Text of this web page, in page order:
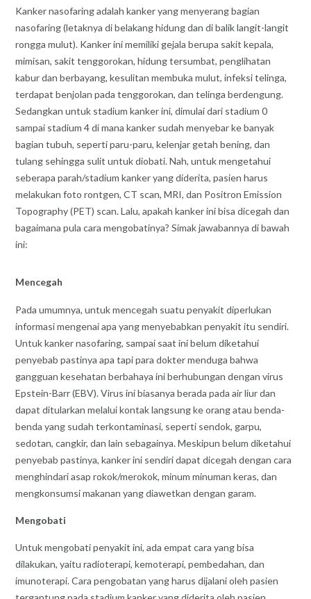
Kanker nasofaring adalah kanker yang menyerang bagian
nasofaring (letaknya di belakang hidung dan di balik langit-langit
rongga mulut). Kanker ini memiliki gejala berupa sakit kepala,
mimisan, sakit tenggorokan, hidung tersumbat, penglihatan
kabur dan berbayang, kesulitan membuka mulut, infeksi telinga,
terdapat benjolan pada tenggorokan, dan telinga berdengung.
Sedangkan untuk stadium kanker ini, dimulai dari stadium 0
sampai stadium 4 di mana kanker sudah menyebar ke banyak
bagian tubuh, seperti paru-paru, kelenjar getah bening, dan
tulang sehingga sulit untuk diobati. Nah, untuk mengetahui
seberapa parah/stadium kanker yang diderita, pasien harus
melakukan foto rontgen, CT scan, MRI, dan Positron Emission
Topography (PET) scan. Lalu, apakah kanker ini bisa dicegah dan
bagaimana pula cara mengobatinya? Simak jawabannya di bawah
ini:
Mencegah
Pada umumnya, untuk mencegah suatu penyakit diperlukan
informasi mengenai apa yang menyebabkan penyakit itu sendiri.
Untuk kanker nasofaring, sampai saat ini belum diketahui
penyebab pastinya apa tapi para dokter menduga bahwa
gangguan kesehatan berbahaya ini berhubungan dengan virus
Epstein-Barr (EBV). Virus ini biasanya berada pada air liur dan
dapat ditularkan melalui kontak langsung ke orang atau benda-
benda yang sudah terkontaminasi, seperti sendok, garpu,
sedotan, cangkir, dan lain sebagainya. Meskipun belum diketahui
penyebab pastinya, kanker ini sendiri dapat dicegah dengan cara
menghindari asap rokok/merokok, minum minuman keras, dan
mengkonsumsi makanan yang diawetkan dengan garam.
Mengobati
Untuk mengobati penyakit ini, ada empat cara yang bisa
dilakukan, yaitu radioterapi, kemoterapi, pembedahan, dan
imunoterapi. Cara pengobatan yang harus dijalani oleh pasien